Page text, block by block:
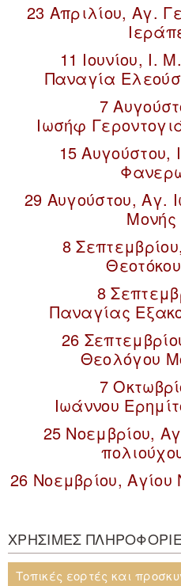
23 Απριλίου, Αγ.
11 Ιουνίου, Ι.
Παναγία
7
Ιωσήφ
15
29 Αυγούστου, Αγ.
8
8
Παναγίας
26
Θεολόγου
7
Ιωάννου
25 Νοεμβρίου,
26 Νοεμβρίου,
ΧΡΗΣΙΜΕΣ
Τοπικές εορτές και